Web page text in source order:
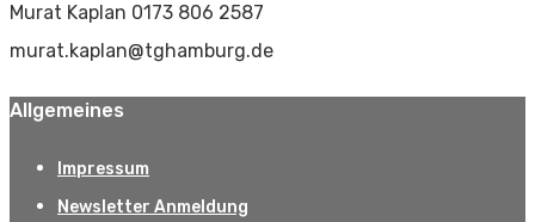
Murat Kaplan 0173 806 2587
murat.kaplan@tghamburg.de
Allgemeines
Impressum
Newsletter Anmeldung